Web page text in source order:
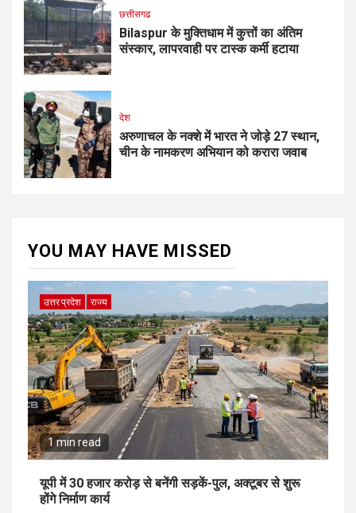
छत्तीसगढ
Bilaspur के मुक्तिधाम में कुत्तों का अंतिम
संस्कार, लापरवाही पर टास्क कर्मी हटाया
देश
अरुणाचल के नक्शे में भारत ने जोड़े 27 स्थान,
चीन के नामकरण अभियान को करारा जवाब
YOU MAY HAVE MISSED
उत्तर प्रदेश राज्य
1 min read
यूपी में 30 हजार करोड़ से बनेंगी सड़कें-पुल, अक्टूबर से शुरू
होंगे निर्माण कार्य